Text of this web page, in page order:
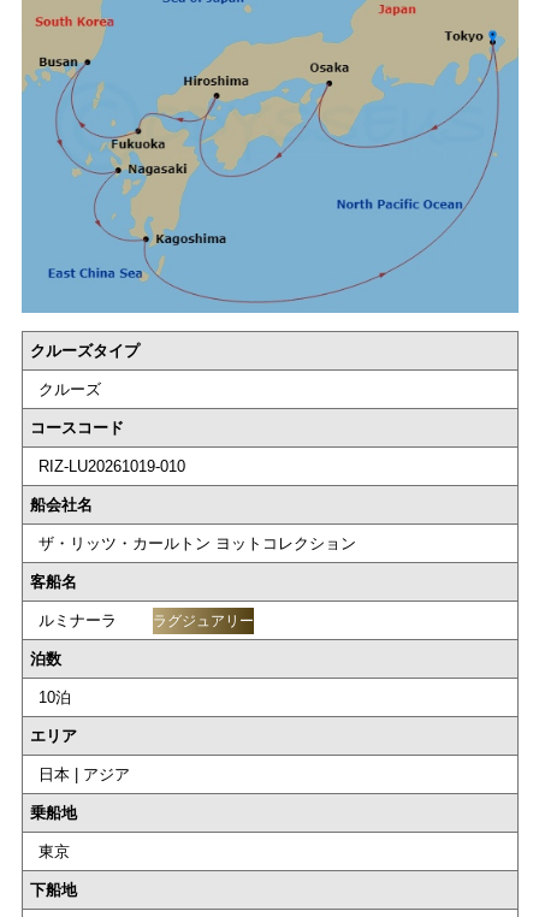
クルーズタイプ
クルーズ
コースコード
RIZ-LU20261019-010
船会社名
ザ・リッツ・カールトン ヨットコレクション
客船名
ルミナーラ ラグジュアリー
泊数
10泊
エリア
日本 | アジア
乗船地
東京
下船地